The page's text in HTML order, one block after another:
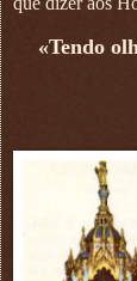
«Tendo